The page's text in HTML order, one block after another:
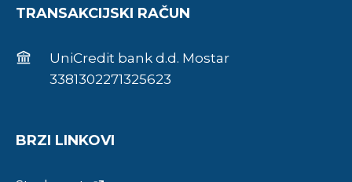
TRANSAKCIJSKI RAČUN
UniCredit bank d.d. Mostar
3381302271325623
BRZI LINKOVI